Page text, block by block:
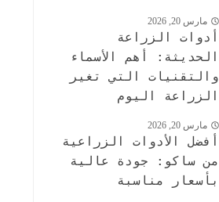
مارس 20, 2026
أدوات الزراعة
الحديثة: أهم الأسماء
والتقنيات التي تغير
الزراعة اليوم
مارس 20, 2026
أفضل الأدوات الزراعية
من ساكو: جودة عالية
بأسعار مناسبة